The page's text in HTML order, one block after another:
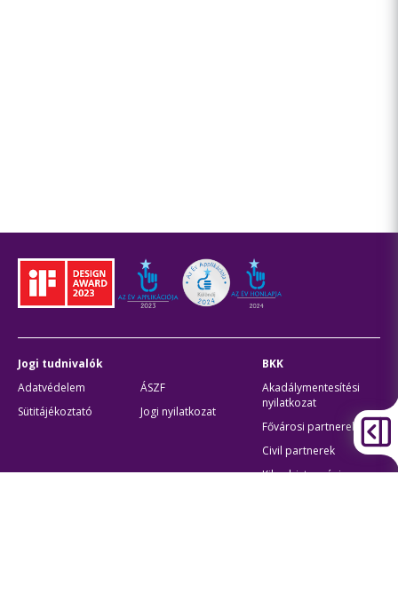
Jogi tudnivalók
Adatvédelem
ÁSZF
Sütitájékoztató
Jogi nyilatkozat
BKK
Akadálymentesítési
nyilatkozat
Fővárosi partnerek
Civil partnerek
Kiberbiztonsági